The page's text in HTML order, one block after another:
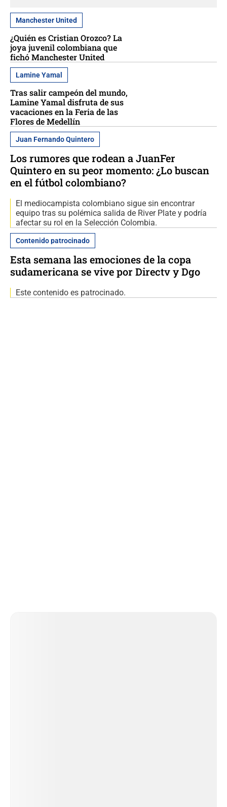
Manchester United
¿Quién es Cristian Orozco? La
joya juvenil colombiana que
fichó Manchester United
Lamine Yamal
Tras salir campeón del mundo,
Lamine Yamal disfruta de sus
vacaciones en la Feria de las
Flores de Medellín
Juan Fernando Quintero
Los rumores que rodean a JuanFer
Quintero en su peor momento: ¿Lo buscan
en el fútbol colombiano?
El mediocampista colombiano sigue sin encontrar
equipo tras su polémica salida de River Plate y podría
afectar su rol en la Selección Colombia.
Contenido patrocinado
Esta semana las emociones de la copa
sudamericana se vive por Directv y Dgo
Este contenido es patrocinado.